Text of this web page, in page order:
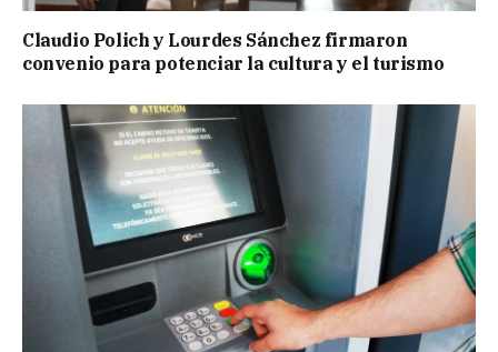
Claudio Polich y Lourdes Sánchez firmaron
convenio para potenciar la cultura y el turismo